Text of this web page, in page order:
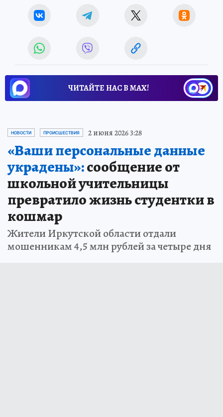
ЧИТАЙТЕ НАС В МАХ!
НОВОСТИ ПРОИСШЕСТВИЯ 2 июня 2026 3:28
«Ваши персональные данные
украдены»:сообщение от
школьной учительницы
превратило жизнь студентки в
кошмар
Жители Иркутской области отдали
мошенникам 4,5 млн рублей за четыре дня